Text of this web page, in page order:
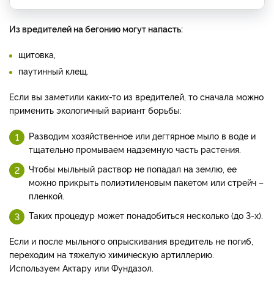
Из вредителей на бегонию могут напасть:
щитовка,
паутинный клещ.
Если вы заметили каких-то из вредителей, то сначала можно
применить экологичный вариант борьбы:
Разводим хозяйственное или дегтярное мыло в воде и
тщательно промываем надземную часть растения.
Чтобы мыльный раствор не попадал на землю, ее
можно прикрыть полиэтиленовым пакетом или стрейч –
пленкой.
Таких процедур может понадобиться несколько (до 3-х).
Если и после мыльного опрыскивания вредитель не погиб,
переходим на тяжелую химическую артиллерию.
Используем Актару или Фундазол.